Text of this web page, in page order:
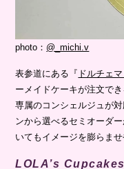
photo： @_michi.v
表参道にある『 ドルチェ
ーメイドケーキが注文で
専属のコンシェルジュが
ンから選べるセミオーダ
いてもイメージを膨らま
LOLA’s